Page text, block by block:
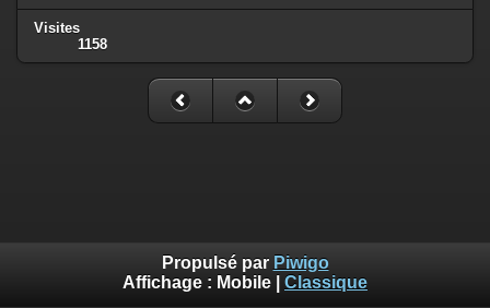
Visites
1158
Propulsé par Piwigo
Affichage : Mobile Classique